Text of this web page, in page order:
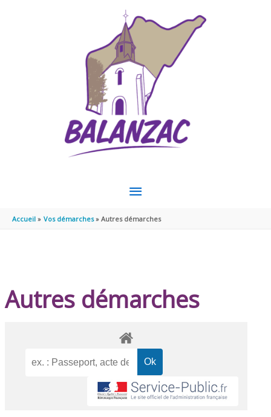
MENU
PRINCIPAL
Accueil Vos démarches Autres démarches
Autres démarches